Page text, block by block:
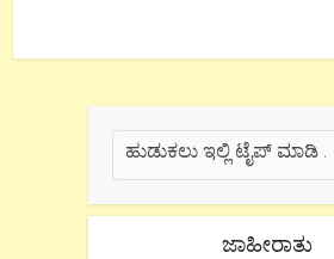
ಜಾಹೀರಾತು